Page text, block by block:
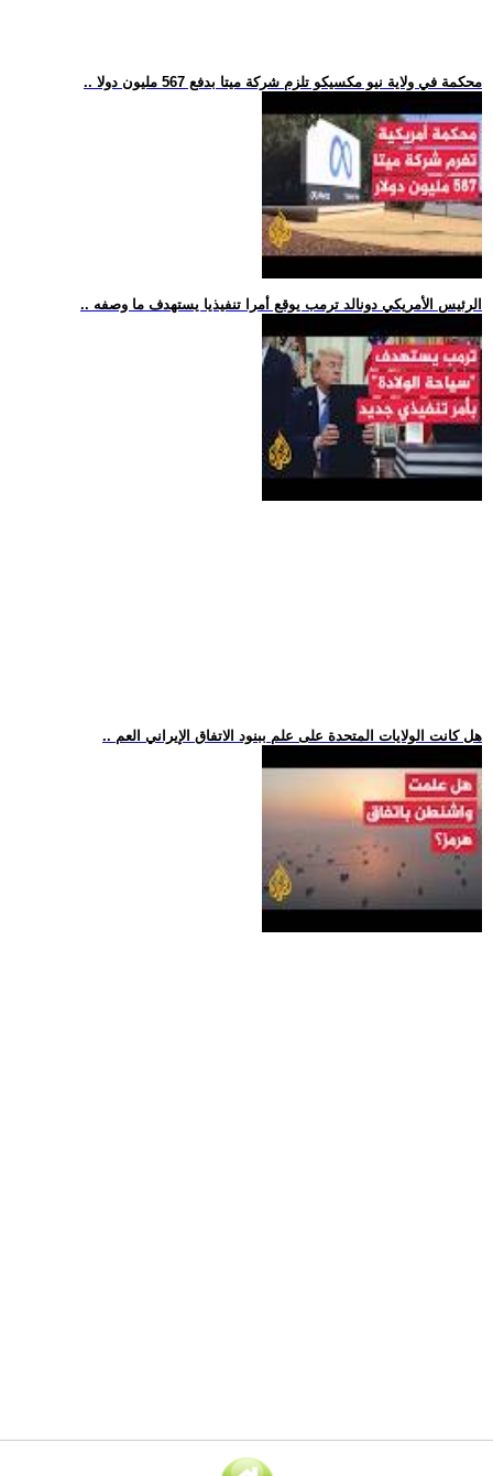
.. محكمة في ولاية نيو مكسيكو تلزم شركة ميتا بدفع 567 مليون دولا
.. الرئيس الأمريكي دونالد ترمب يوقع أمرا تنفيذيا يستهدف ما وصفه
.. هل كانت الولايات المتحدة على علم ببنود الاتفاق الإيراني العم